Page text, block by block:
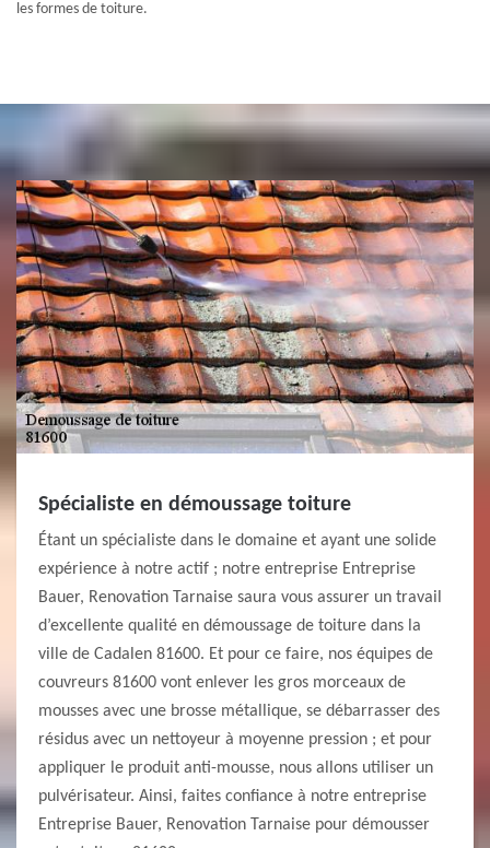
les formes de toiture.
Spécialiste en démoussage toiture
Étant un spécialiste dans le domaine et ayant une solide
expérience à notre actif ; notre entreprise Entreprise
Bauer, Renovation Tarnaise saura vous assurer un travail
d’excellente qualité en démoussage de toiture dans la
ville de Cadalen 81600. Et pour ce faire, nos équipes de
couvreurs 81600 vont enlever les gros morceaux de
mousses avec une brosse métallique, se débarrasser des
résidus avec un nettoyeur à moyenne pression ; et pour
appliquer le produit anti-mousse, nous allons utiliser un
pulvérisateur. Ainsi, faites confiance à notre entreprise
Entreprise Bauer, Renovation Tarnaise pour démousser